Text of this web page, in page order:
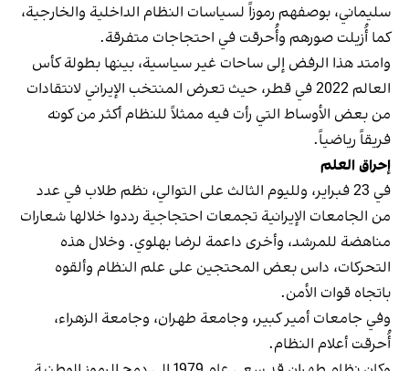
سليماني، بوصفهم رموزاً لسياسات النظام الداخلية والخارجية،
كما أُزيلت صورهم وأُحرقت في احتجاجات متفرقة.
وامتد هذا الرفض إلى ساحات غير سياسية، بينها بطولة كأس
العالم 2022 في قطر، حيث تعرض المنتخب الإيراني لانتقادات
من بعض الأوساط التي رأت فيه ممثلاً للنظام أكثر من كونه
فريقاً رياضياً.
إحراق العلم
في 23 فبراير، ولليوم الثالث على التوالي، نظم طلاب في عدد
من الجامعات الإيرانية تجمعات احتجاجية رددوا خلالها شعارات
مناهضة للمرشد، وأخرى داعمة لرضا بهلوي. وخلال هذه
التحركات، داس بعض المحتجين على علم النظام وألقوه
باتجاه قوات الأمن.
وفي جامعات أمير كبير، وجامعة طهران، وجامعة الزهراء،
أُحرقت أعلام النظام.